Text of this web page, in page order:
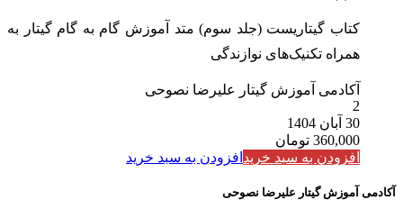
کتاب گیتاریست (جلد سوم) متد آموزش گام به گام گیتار به
همراه تکنیک‌های نوازندگی
آکادمی آموزش گیتار علیرضا نصوحی
2
30 آبان 1404
360,000 تومان
افزودن به سبد خرید افزودن به سبد خرید
آکادمی آموزش گیتار علیرضا نصوحی